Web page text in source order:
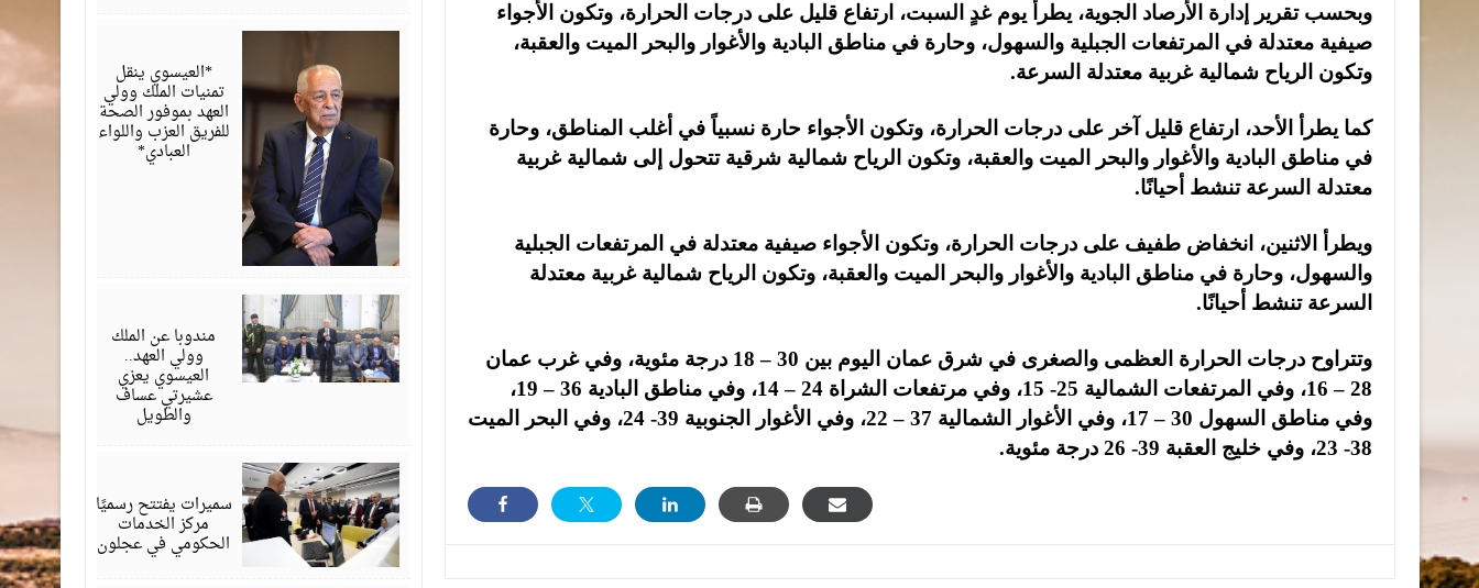
وبحسب تقرير إدارة الأرصاد الجوية، يطرأ يوم غدٍ السبت، ارتفاع قليل على درجات الحرارة، وتكون الأجواء
صيفية معتدلة في المرتفعات الجبلية والسهول، وحارة في مناطق البادية والأغوار والبحر الميت والعقبة،
وتكون الرياح شمالية غربية معتدلة السرعة.
كما يطرأ الأحد، ارتفاع قليل آخر على درجات الحرارة، وتكون الأجواء حارة نسبياً في أغلب المناطق، وحارة
في مناطق البادية والأغوار والبحر الميت والعقبة، وتكون الرياح شمالية شرقية تتحول إلى شمالية غربية
معتدلة السرعة تنشط أحيانًا.
ويطرأ الاثنين، انخفاض طفيف على درجات الحرارة، وتكون الأجواء صيفية معتدلة في المرتفعات الجبلية
والسهول، وحارة في مناطق البادية والأغوار والبحر الميت والعقبة، وتكون الرياح شمالية غربية معتدلة
السرعة تنشط أحيانًا.
وتتراوح درجات الحرارة العظمى والصغرى في شرق عمان اليوم بين 30 – 18 درجة مئوية، وفي غرب عمان
28 – 16، وفي المرتفعات الشمالية 25- 15، وفي مرتفعات الشراة 24 – 14، وفي مناطق البادية 36 – 19،
وفي مناطق السهول 30 – 17، وفي الأغوار الشمالية 37 – 22، وفي الأغوار الجنوبية 39- 24، وفي البحر الميت
38- 23، وفي خليج العقبة 39- 26 درجة مئوية.
*العيسوي ينقل
تمنيات الملك وولي
العهد بموفور الصحة
للفريق العزب واللواء
العبادي*
مندوبا عن الملك
وولي العهد..
العيسوي يعزي
عشيرتي عساف
والطويل
سميرات يفتتح رسميًا
مركز الخدمات
الحكومي في عجلون